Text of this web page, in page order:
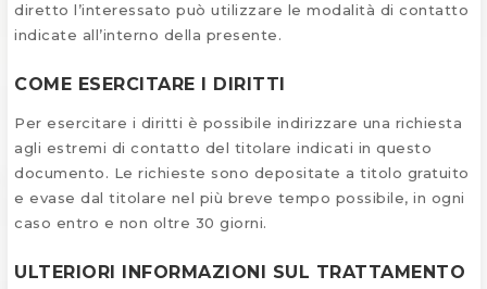
diretto l’interessato può utilizzare le modalità di contatto
indicate all’interno della presente.
COME ESERCITARE I DIRITTI
Per esercitare i diritti è possibile indirizzare una richiesta
agli estremi di contatto del titolare indicati in questo
documento. Le richieste sono depositate a titolo gratuito
e evase dal titolare nel più breve tempo possibile, in ogni
caso entro e non oltre 30 giorni.
ULTERIORI INFORMAZIONI SUL TRATTAMENTO